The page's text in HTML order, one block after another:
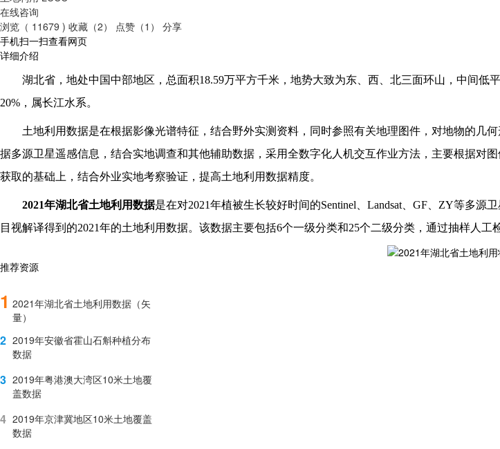
在线咨询
浏览（ 11679 ) 收藏（2） 点赞（1）
分享
手机扫一扫查看网页
详细介绍
湖北省，地处中国中部地区，总面积18.59万平方千米，地势大致为东、西、北三面环山，中间低
20%，属长江水系。
土地利用数据是在根据影像光谱特征，结合野外实测资料，同时参照有关地理图件，对地物的几
据多源卫星遥感信息，结合实地调查和其他辅助数据，采用全数字化人机交互作业方法，主要根据对
获取的基础上，结合外业实地考察验证，提高土地利用数据精度。
2021年湖北省土地利用数据是在对2021年植被生长较好时间的Sentinel、Landsat、GF、ZY等多源
目视解译得到的2021年的土地利用数据。该数据主要包括6个一级分类和25个二级分类，通过抽样人工
推荐资源
1 2021年湖北省土地利用数据（矢
量）
2 2019年安徽省霍山石斛种植分布
数据
3 2019年粤港澳大湾区10米土地覆
盖数据
4 2019年京津冀地区10米土地覆盖
数据